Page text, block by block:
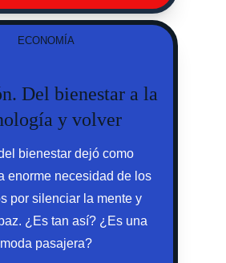
ECONOMÍA
Del bienestar a la
y volver
bienestar dejó como
enorme necesidad de los
por silenciar la mente y
¿Es tan así? ¿Es una
moda pasajera?